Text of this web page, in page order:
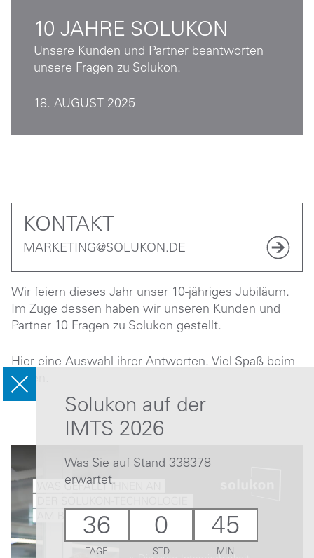
10 JAHRE SOLUKON
Unsere Kunden und Partner beantworten
unsere Fragen zu Solukon.
18. AUGUST 2025
KONTAKT
MARKETING@SOLUKON.DE
Wir feiern dieses Jahr unser 10-jähriges Jubiläum.
Im Zuge dessen haben wir unseren Kunden und
Partner 10 Fragen zu Solukon gestellt.
Hier eine Auswahl ihrer Antworten. Viel Spaß beim
Lesen.
Solukon auf der
IMTS 2026
Was Sie auf Stand 338378
erwartet.
36
TAGE
0
STD
45
MIN